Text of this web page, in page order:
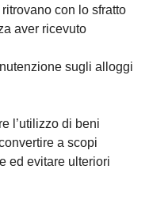
con lo sfratto
aver ricevuto
sugli alloggi
l’utilizzo di beni
a scopi
ed evitare ulteriori